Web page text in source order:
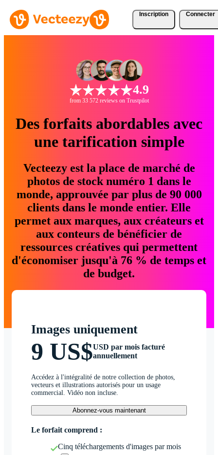
Inscription Connecter
4.9
from 33 572 reviews on Trustpilot
Des forfaits abordables avec
une tarification simple
Vecteezy est la place de marché de
photos de stock numéro 1 dans le
monde, approuvée par plus de 90 000
clients dans le monde entier. Elle
permet aux marques, aux créateurs et
aux conteurs de bénéficier de
ressources créatives qui permettent
d'économiser jusqu'à 76 % de temps et
de budget.
Images uniquement
9 US$USD par mois facturé
annuellement
Accédez à l'intégralité de notre collection de photos,
vecteurs et illustrations autorisés pour un usage
commercial. Vidéo non incluse.
Abonnez-vous maintenant
Le forfait comprend :
Cinq téléchargements d'images par mois